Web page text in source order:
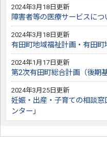
2024年3月18日更新
障害者等の医療サービスにつ
2024年3月18日更新
有田町地域福祉計画・有田
2024年1月17日更新
第2次有田町総合計画（後期
2024年3月25日更新
妊娠・出産・子育ての相談
ンター」